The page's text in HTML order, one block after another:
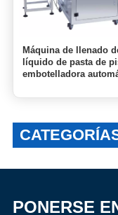
Máquina de llenado
líquido de pasta de
embotelladora
PONERSE